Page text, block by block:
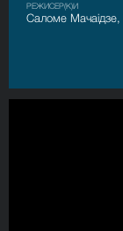
РЕЖИСЕР(К)И
Саломе Мачаідзе,